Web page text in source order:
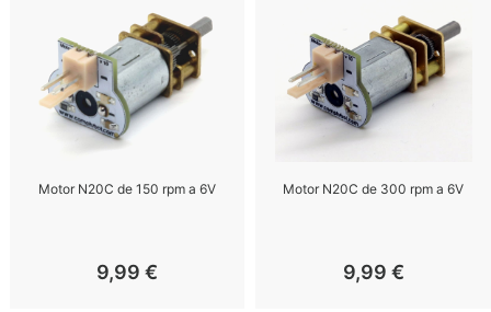
Motor N20C de 150 rpm a 6V
9,99 €
Motor N20C de 300 rpm a 6V
9,99 €